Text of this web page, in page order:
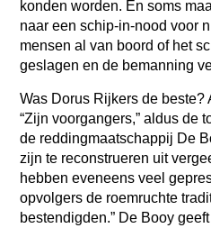
konden worden. En soms
naar een schip-in-nood voor
mensen al van boord of het
geslagen en de bemanning
Was Dorus Rijkers de beste?
“Zijn voorgangers,” aldus de
de reddingmaatschappij De
zijn te reconstrueren uit
hebben eveneens veel
opvolgers de roemruchte
bestendigden.” De Booy